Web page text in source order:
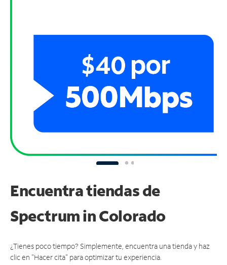
Encuentra tiendas de
Spectrumin Colorado
¿Tienes poco tiempo? Simplemente, encuentra una tienda y haz
clic en "Hacer cita" para optimizar tu experiencia.